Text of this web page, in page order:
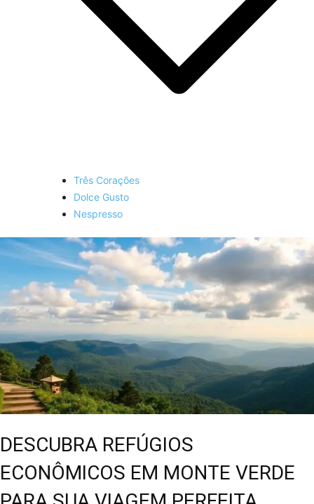
Três Corações
Dolce Gusto
Nespresso
DESCUBRA REFÚGIOS
ECONÔMICOS EM MONTE VERDE